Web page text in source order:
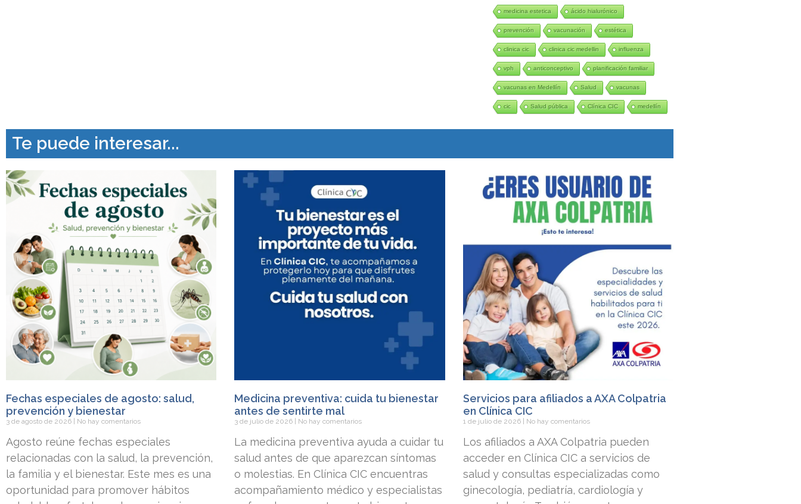
medicina estetica ácido hialurónico
prevención vacunación estética
clinica cic clinica cic medellin influenza
vph anticonceptivo planificación familiar
vacunas en Medellín Salud vacunas
cic Salud pública Clínica CIC medellín
Te puede interesar...
Fechas especiales de agosto: salud,
prevención y bienestar
3 de agosto de 2026 No hay comentarios
Agosto reúne fechas especiales
relacionadas con la salud, la prevención,
la familia y el bienestar. Este mes es una
oportunidad para promover hábitos
Medicina preventiva: cuida tu bienestar
antes de sentirte mal
3 de julio de 2026 No hay comentarios
La medicina preventiva ayuda a cuidar tu
salud antes de que aparezcan síntomas
o molestias. En Clínica CIC encuentras
acompañamiento médico y especialistas
Servicios para afiliados a AXA Colpatria
en Clínica CIC
1 de julio de 2026 No hay comentarios
Los afiliados a AXA Colpatria pueden
acceder en Clínica CIC a servicios de
salud y consultas especializadas como
ginecología, pediatría, cardiología y